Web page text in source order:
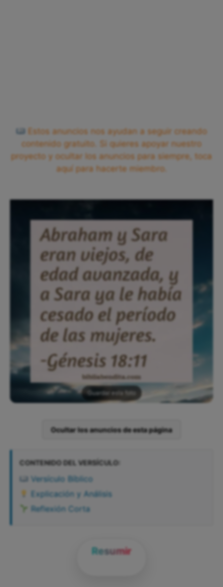
Estos anuncios nos ayudan a seguir creando
contenido gratuito. Si quieres apoyar nuestro
proyecto y ocultar los anuncios para siempre, toca
aquí para hacerte miembro.
Guardar esta foto
Ocultar los anuncios de esta página
CONTENIDO DEL VERSÍCULO:
Versículo Bíblico
Explicación y Análisis
Reflexión Corta
Resumir